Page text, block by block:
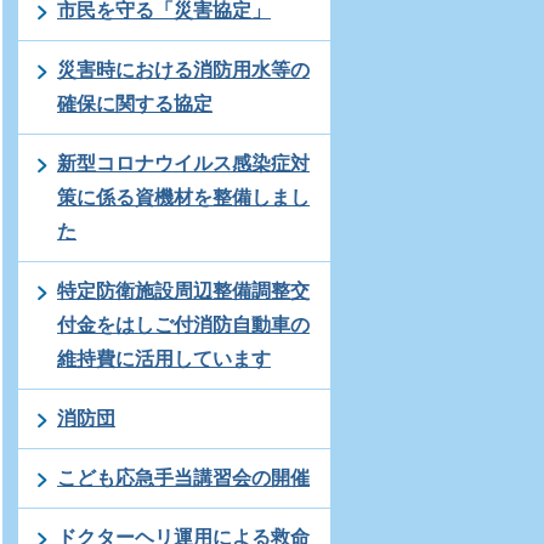
市民を守る「災害協定」
災害時における消防用水等の
確保に関する協定
新型コロナウイルス感染症対
策に係る資機材を整備しまし
た
特定防衛施設周辺整備調整交
付金をはしご付消防自動車の
維持費に活用しています
消防団
こども応急手当講習会の開催
ドクターヘリ運用による救命